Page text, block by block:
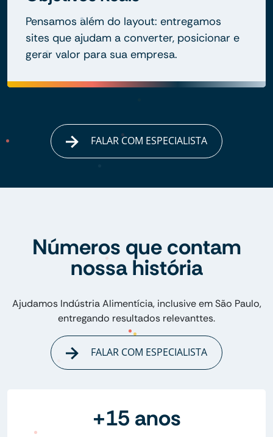
Pensamos além do layout: entregamos
sites que ajudam a converter, posicionar e
gerar valor para sua empresa.
FALAR COM ESPECIALISTA
Números que contam
nossa história
Ajudamos Indústria Alimentícia, inclusive em São Paulo,
entregando resultados relevanttes.
FALAR COM ESPECIALISTA
+15 anos